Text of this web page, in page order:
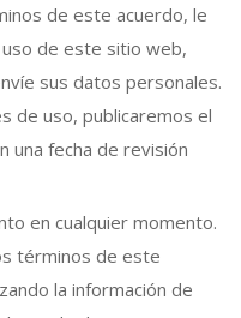
de este acuerdo, le
de este sitio web,
sus datos personales.
de uso, publicaremos el
una fecha de revisión
en cualquier momento.
términos de este
la información de